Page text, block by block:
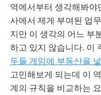
역에서부터 생각해봐야
사에서 제게 부여된 업
지만 이 생각의 어느 부
하고 있지 않습니다. 이
두들 게임에 부동산을
고민해보게 되는데 이
계의 규칙을 비교하는